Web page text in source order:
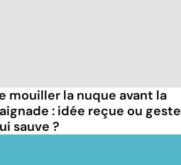
mouiller la nuque avant la
: idée reçue ou geste
sauve ?